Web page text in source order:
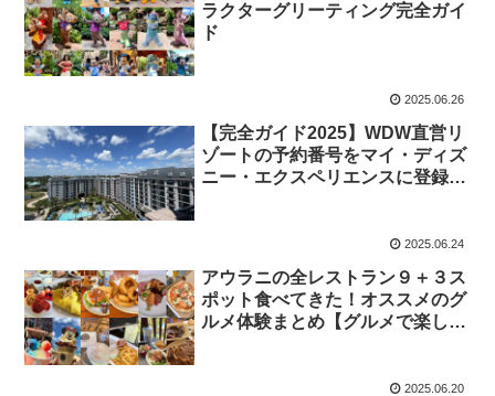
ラクターグリーティング完全ガイ
ド
2025.06.26
【完全ガイド2025】WDW直営リ
ゾートの予約番号をマイ・ディズ
ニー・エクスペリエンスに登録す
2025.06.24
アウラニの全レストラン９＋３ス
ポット食べてきた！オススメのグ
ルメ体験まとめ【グルメで楽しむ
2025.06.20